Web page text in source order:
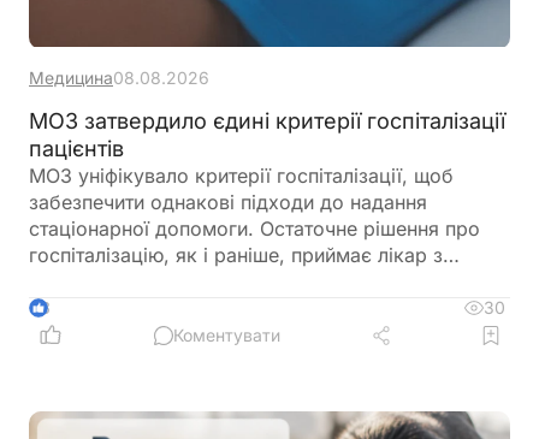
Медицина08.08.2026
МОЗ затвердило єдині критерії госпіталізації
пацієнтів
МОЗ уніфікувало критерії госпіталізації, щоб
забезпечити однакові підходи до надання
стаціонарної допомоги. Остаточне рішення про
госпіталізацію, як і раніше, приймає лікар з
3
30
Коментувати